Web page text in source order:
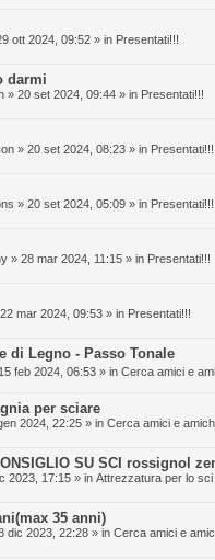
ott 2024, 09:52 » in Presentati!!!
darmi
» 20 set 2024, 09:44 » in Presentati!!!
» 20 set 2024, 08:23 » in Presentati!!!
» 20 set 2024, 05:09 » in Presentati!!!
» 28 mar 2024, 11:15 » in Presentati!!!
mar 2024, 09:53 » in Presentati!!!
di Legno - Passo Tonale
feb 2024, 06:53 » in Cerca amici e
per sciare
2024, 22:25 » in Cerca amici e
SU SCI rossignol
2023, 17:15 » in Attrezzatura per lo
35 anni)
dic 2023, 22:28 » in Cerca amici e